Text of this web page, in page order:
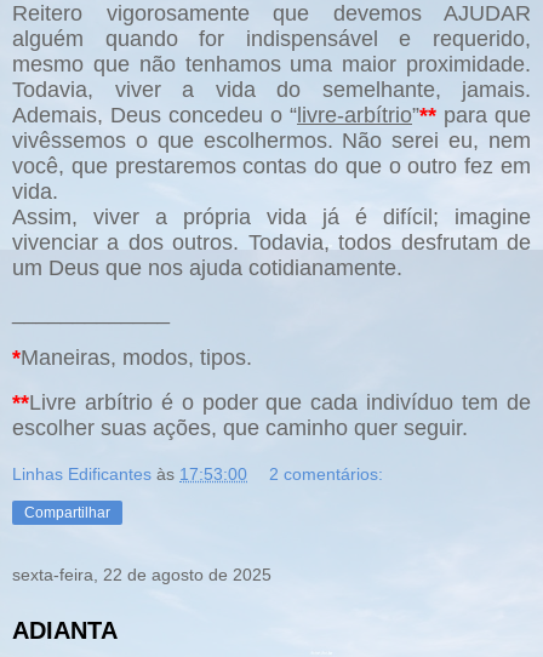
Reitero vigorosamente que devemos AJUDAR
alguém quando for indispensável e requerido,
mesmo que não tenhamos uma maior proximidade.
Todavia, viver a vida do semelhante, jamais.
Ademais, Deus concedeu o “ livre-arbítrio”** para que
vivêssemos o que escolhermos. Não serei eu, nem
você, que prestaremos contas do que o outro fez em
vida.
Assim, viver a própria vida já é difícil; imagine
vivenciar a dos outros. Todavia, todos desfrutam de
um Deus que nos ajuda cotidianamente.
*Maneiras, modos, tipos.
**Livre arbítrio é o poder que cada indivíduo tem de
escolher suas ações, que caminho quer seguir.
Linhas Edificantes às 17:53:00 2 comentários:
Compartilhar
sexta-feira, 22 de agosto de 2025
ADIANTA